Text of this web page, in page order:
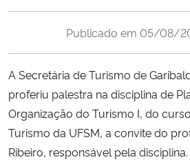
Ministério da Ciência, Tecnologia, Inovações e
Ministério do Meio Ambiente
Publicado em 05/08/
A Secretária de Turismo de
proferiu palestra na disciplina de
Organização do Turismo I, do
Turismo da UFSM, a convite do
Ribeiro, responsável pela